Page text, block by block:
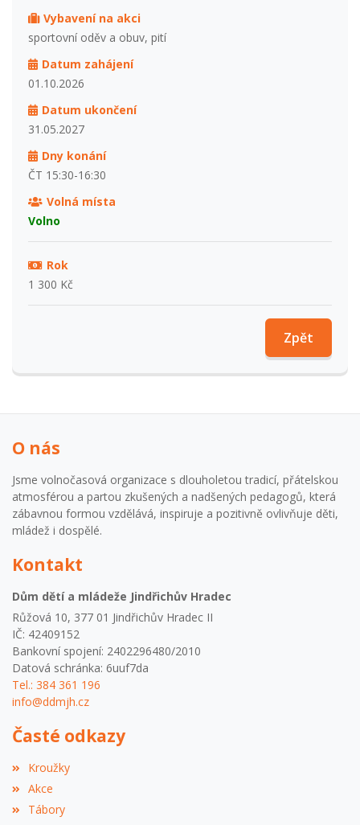
Vybavení na akci
sportovní oděv a obuv, pití
Datum zahájení
01.10.2026
Datum ukončení
31.05.2027
Dny konání
ČT 15:30-16:30
Volná místa
Volno
Rok
1 300 Kč
Zpět
O nás
Jsme volnočasová organizace s dlouholetou tradicí, přátelskou
atmosférou a partou zkušených a nadšených pedagogů, která
zábavnou formou vzdělává, inspiruje a pozitivně ovlivňuje děti,
mládež i dospělé.
Kontakt
Dům dětí a mládeže Jindřichův Hradec
Růžová 10, 377 01 Jindřichův Hradec II
IČ: 42409152
Bankovní spojení: 2402296480/2010
Datová schránka: 6uuf7da
Tel.: 384 361 196
info@ddmjh.cz
Časté odkazy
Kroužky
Akce
Tábory